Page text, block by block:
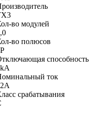
во модулей
во полюсов
способность
ток
срабатывания